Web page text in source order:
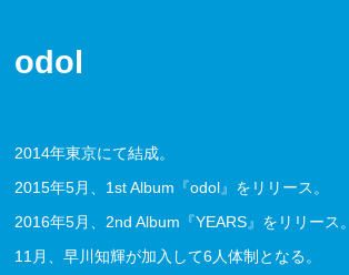
odol
2014年東京にて結成。
2015年5月、1st Album『odol』をリリース。
2016年5月、2nd Album『YEARS』をリリース。
11月、早川知輝が加入して6人体制となる。